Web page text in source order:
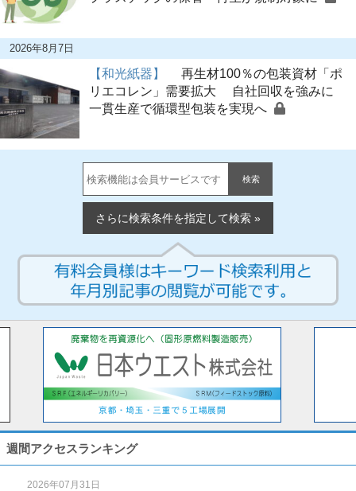
2026年8月7日
【和光紙器】
再生材100％の包装資材「ポ
リエコレン」需要拡大 自社回収を強みに
一貫生産で循環型包装を実現へ
検索
さらに検索条件を指定して検索 »
週間アクセスランキング
2026年07月31日